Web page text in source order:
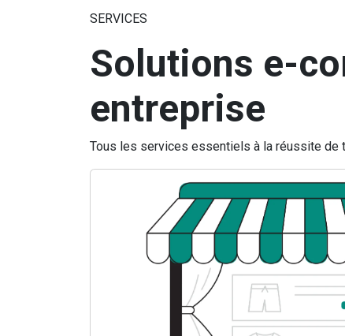
SERVICES
Solutions e-
entreprise
Tous les services essentiels à la réussite de